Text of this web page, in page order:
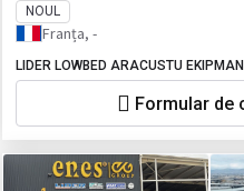
NOUL
Franța, -
LIDER LOWBED ARACUSTU
Formular de